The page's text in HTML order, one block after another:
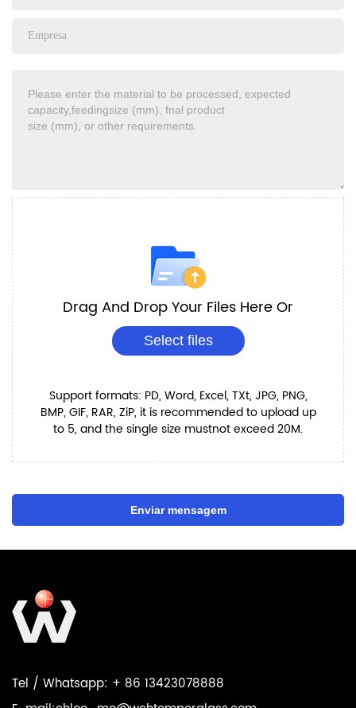
Drag And Drop Your Files Here Or
Select files
Support formats: PD, Word, Excel, TXt, JPG, PNG,
BMP, GIF, RAR, ZiP, it is recommended to upload up
to 5, and the single size mustnot exceed 20M.
Enviar mensagem
Tel / Whatsapp: + 86 13423078888